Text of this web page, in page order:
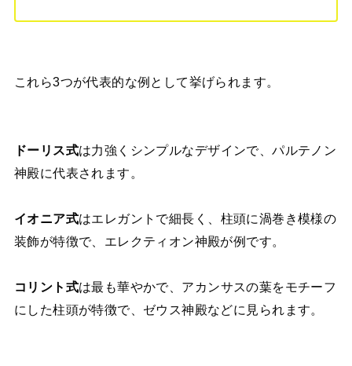
これら3つが代表的な例として挙げられます。
ドーリス式は力強くシンプルなデザインで、パルテノン
神殿に代表されます。
イオニア式はエレガントで細長く、柱頭に渦巻き模様の
装飾が特徴で、エレクティオン神殿が例です。
コリント式は最も華やかで、アカンサスの葉をモチーフ
にした柱頭が特徴で、ゼウス神殿などに見られます。